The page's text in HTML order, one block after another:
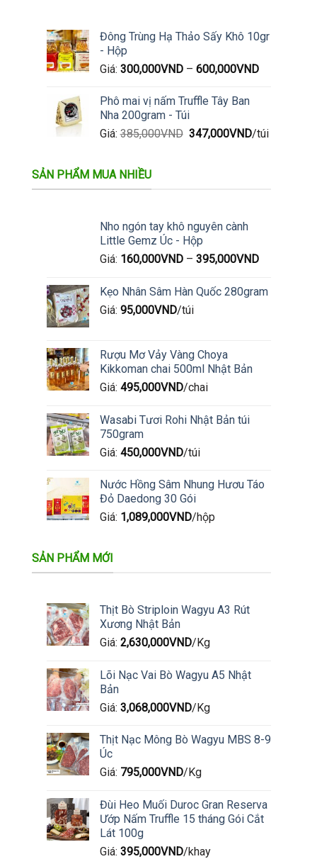
Đông Trùng Hạ Thảo Sấy Khô 10gr
- Hộp
Giá: 300,000VND– 600,000VND
Phô mai vị nấm Truffle Tây Ban
Nha 200gram - Túi
Giá: 385,000VND Giá
347,000VNDGiá
/túi
SẢN PHẨM MUA NHIỀU
Nho ngón tay khô nguyên cành
Little Gemz Úc - Hộp
Giá: 160,000VND– 395,000VND
Kẹo Nhân Sâm Hàn Quốc 280gram
Giá: 95,000VND/túi
Rượu Mơ Vảy Vàng Choya
Kikkoman chai 500ml Nhật Bản
Giá: 495,000VND/chai
Wasabi Tươi Rohi Nhật Bản túi
750gram
Giá: 450,000VND/túi
Nước Hồng Sâm Nhung Hươu Táo
Đỏ Daedong 30 Gói
Giá: 1,089,000VND/hộp
SẢN PHẨM MỚI
Thịt Bò Striploin Wagyu A3 Rút
Xương Nhật Bản
Giá: 2,630,000VND/Kg
Lõi Nạc Vai Bò Wagyu A5 Nhật
Bản
Giá: 3,068,000VND/Kg
Thịt Nạc Mông Bò Wagyu MBS 8-9
Úc
Giá: 795,000VND/Kg
Đùi Heo Muối Duroc Gran Reserva
Ướp Nấm Truffle 15 tháng Gói Cắt
Lát 100g
Giá: 395,000VND/khay